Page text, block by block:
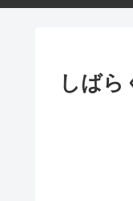
しばら